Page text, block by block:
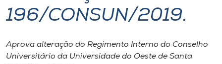
I.nova
Diplomados
196/CONSUN/2019.
Aprova alteração do Regimento Interno do Conselho
Universitário da Universidade do Oeste de Santa